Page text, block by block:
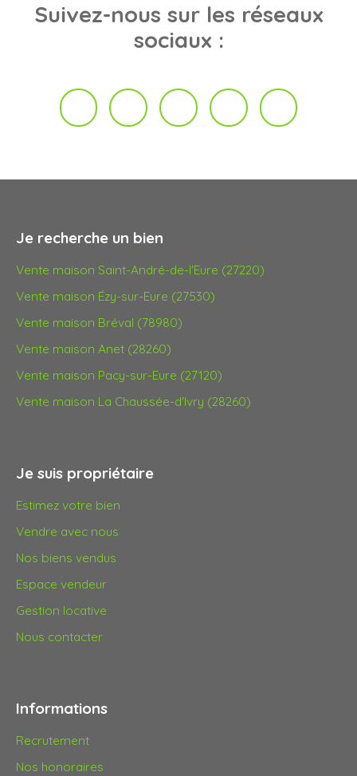
Suivez-nous sur les réseaux
sociaux :
Je recherche un bien
Vente maison Saint-André-de-l'Eure (27220)
Vente maison Ézy-sur-Eure (27530)
Vente maison Bréval (78980)
Vente maison Anet (28260)
Vente maison Pacy-sur-Eure (27120)
Vente maison La Chaussée-d'Ivry (28260)
Je suis propriétaire
Estimez votre bien
Vendre avec nous
Nos biens vendus
Espace vendeur
Gestion locative
Nous contacter
Informations
Recrutement
Nos honoraires